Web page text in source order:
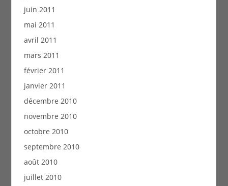
juin 2011
mai 2011
avril 2011
mars 2011
février 2011
janvier 2011
décembre 2010
novembre 2010
octobre 2010
septembre 2010
août 2010
juillet 2010